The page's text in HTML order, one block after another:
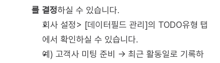
를 결정하실 수 있습니다.
회사 설정> [데이터필드 관리]의 TODO유형 탭
에서 확인하실 수 있습니다.
예) 고객사 미팅 준비 → 최근 활동일로 기록하